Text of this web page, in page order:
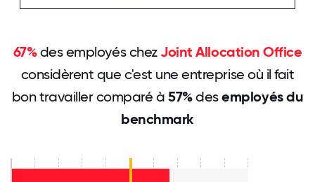
67%des employés chezJoint Allocation Office
considèrent que c'est une entreprise où il fait
bon travailler comparé à57%desemployés du
benchmark